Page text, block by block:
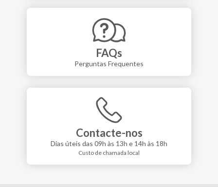
FAQs
Perguntas Frequentes
Contacte-nos
Dias úteis das 09h às 13h e 14h às 18h
Custo de chamada local